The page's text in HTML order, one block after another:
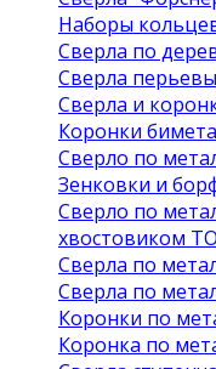
Наборы
Сверла по
Сверла
Сверла и
Коронки
Сверло по
Зенковки и
Сверло по
хвостовиком
Сверла по
Сверла по
Коронки по
Коронка по